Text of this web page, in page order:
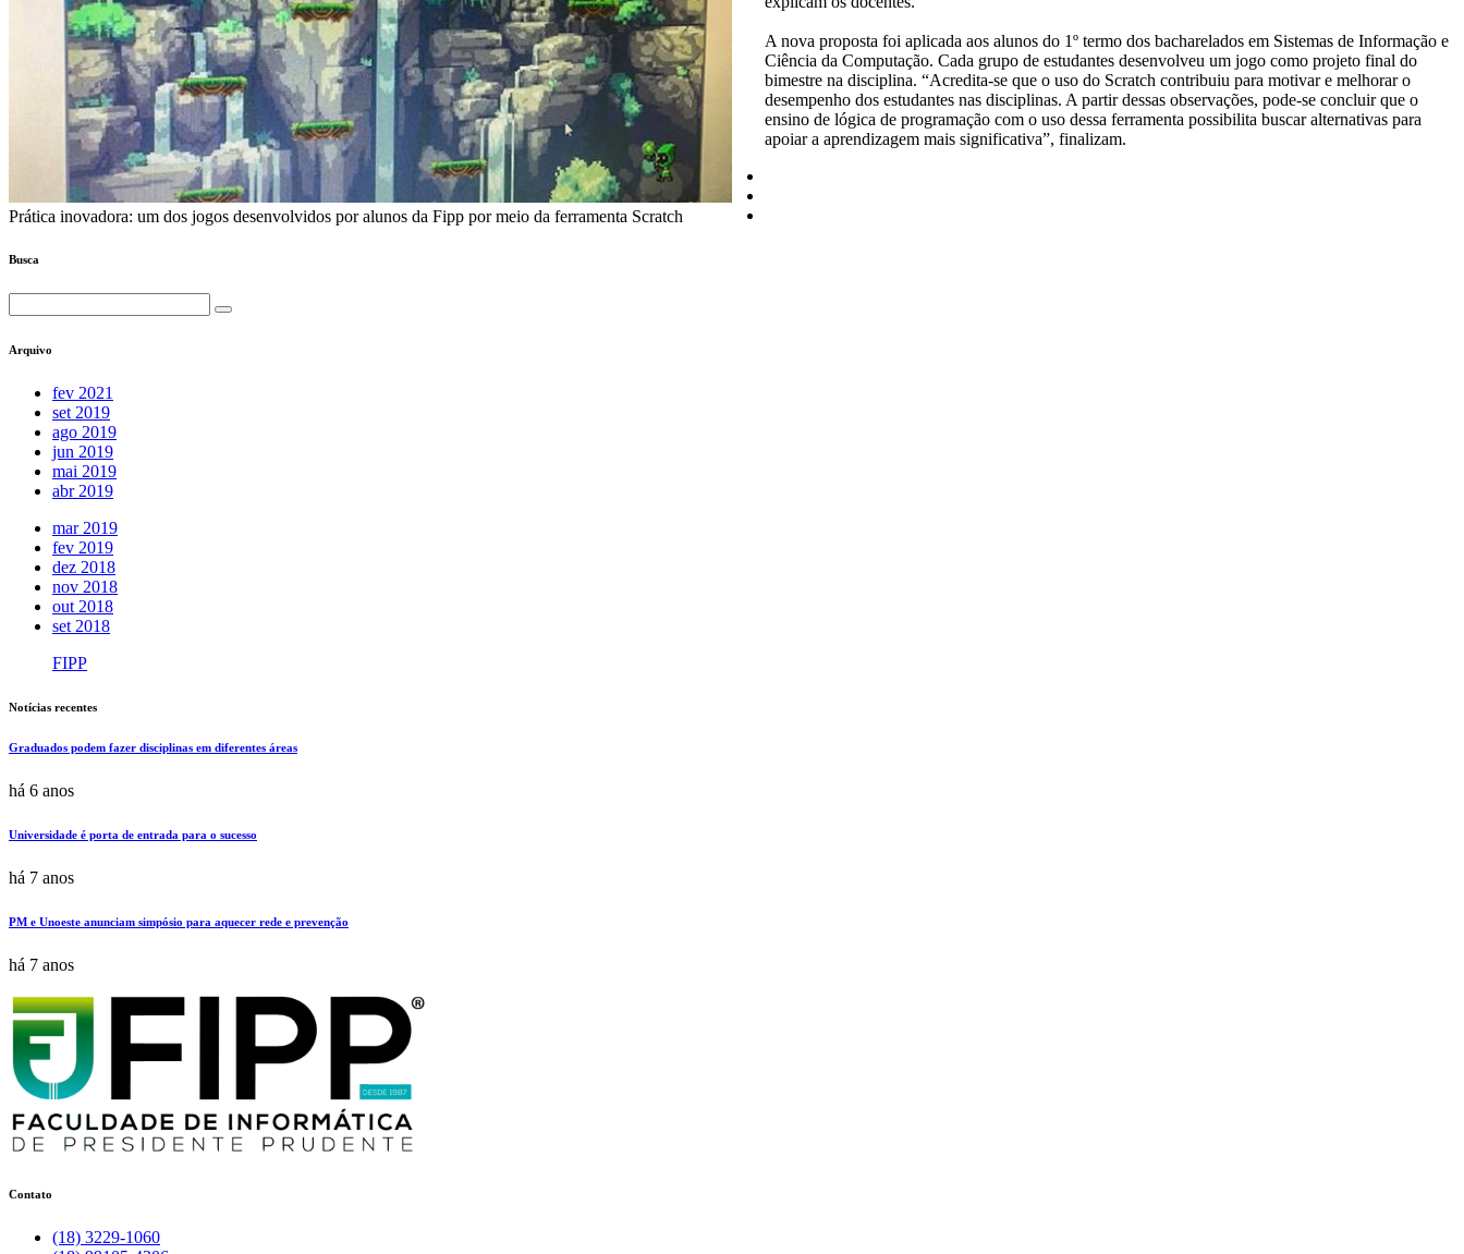
Prática inovadora: um dos jogos desenvolvidos por alunos da Fipp por meio da ferramenta Scratch
A nova proposta foi aplicada aos alunos do 1º termo dos bacharelados em Sistemas de Informação e
Ciência da Computação. Cada grupo de estudantes desenvolveu um jogo como projeto final do
bimestre na disciplina. “Acredita-se que o uso do Scratch contribuiu para motivar e melhorar o
desempenho dos estudantes nas disciplinas. A partir dessas observações, pode-se concluir que o
ensino de lógica de programação com o uso dessa ferramenta possibilita buscar alternativas para
apoiar a aprendizagem mais significativa”, finalizam.
Busca
Arquivo
fev 2021
set 2019
ago 2019
jun 2019
mai 2019
abr 2019
mar 2019
fev 2019
dez 2018
nov 2018
out 2018
set 2018
FIPP
Notícias recentes
Graduados podem fazer disciplinas em diferentes áreas
há 6 anos
Universidade é porta de entrada para o sucesso
há 7 anos
PM e Unoeste anunciam simpósio para aquecer rede e prevenção
há 7 anos
Contato
(18) 3229-1060